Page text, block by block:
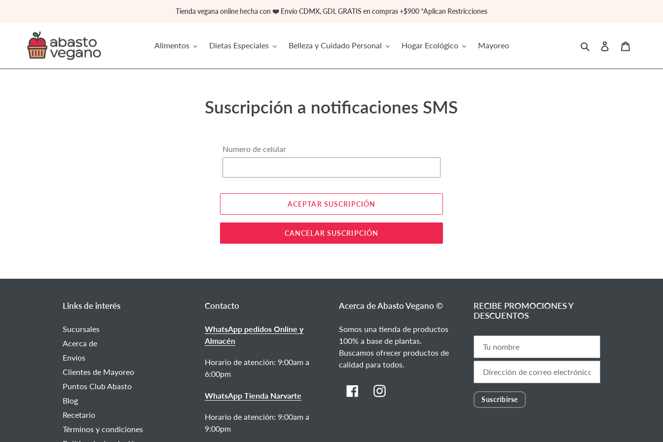
contenido
Tienda vegana online hecha con ❤️ Envío CDMX, GDL GRATIS en compras +$900 *Aplican Restricciones
Alimentos Dietas Especiales Belleza y Cuidado Personal Hogar Ecológico Mayoreo Buscar Ingresar
Suscripción a notificaciones SMS
Numero de celular
ACEPTAR SUSCRIPCIÓN
CANCELAR SUSCRIPCIÓN
Links de interés
Sucursales
Acerca de
Envíos
Clientes de Mayoreo
Puntos Club Abasto
Blog
Recetario
Términos y condiciones
Contacto
WhatsApp pedidos Online y
Almacén
Horario de atención: 9:00am a
6:00pm
WhatsApp Tienda Narvarte
Horario de atención: 9:00am a
9:00pm
Acerca de Abasto Vegano ©
Somos una tienda de productos
100% a base de plantas.
Buscamos ofrecer productos de
calidad para todos.
FacebookInstagram
RECIBE PROMOCIONES Y
DESCUENTOS
Suscribirse